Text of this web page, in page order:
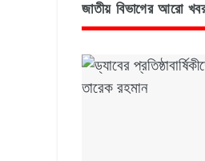
জাতীয় বিভাগের আরো